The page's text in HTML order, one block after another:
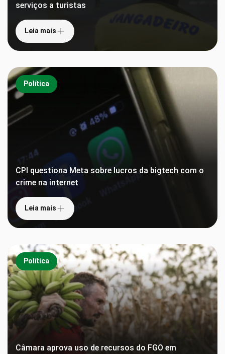
serviços a turistas
Leia mais
Política
CPI questiona Meta sobre lucros da bigtech com o
crime na internet
Leia mais
Política
Câmara aprova uso de recursos do FGO em